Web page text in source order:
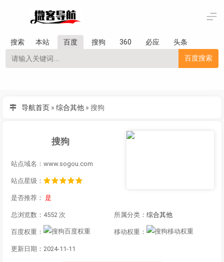
搜索 本站 百度 搜狗 360 必应
头条
百度搜索
导航首页 » 综合其他 » 搜狗
搜狗
站点域名：www.sogou.com
站点星级：
是否推荐： 是
总浏览数：4552 次 所属分类： 综合其他
百度权重： 移动权重：
更新日期：2024-11-11